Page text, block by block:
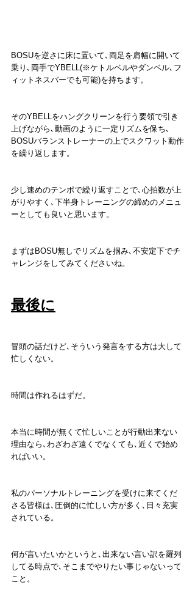
BOSUを逆さに床に置いて､両足を肩幅に開いて
乗り､両手でYBELL(※ケトルベルやダンベル､フ
ィットネスバーでも可能)を持ちます。
そのYBELLをハングクリーンを行う要領で引き
上げながら､動画のように一定リズムを保ち､
BOSUバランストレーナーの上でスクワット動作
を繰り返します。
少し速めのテンポで繰り返すことで､心拍数が上
がりやすく､下半身トレーニングの締めのメニュ
ーとしても良いと思います。
まずはBOSU無しでリズムを掴み､不安定下でチ
ャレンジをしてみてくださいね。
最後に
冒頭の話だけど､そういう発言をする方は大して
忙しくない。
時間は作れるはずだ。
本当に時間が無くて忙しいことが行動出来ない
理由なら､わざわざ遠くでなくても､近くで始め
ればいい。
私のパーソナルトレーニングを受けに来てくだ
さる皆様は､圧倒的に忙しい方が多く､日々充実
されている。
何が言いたいかというと､出来ない言い訳を羅列
してる時点で､そこまでやりたい事じゃないって
こと。